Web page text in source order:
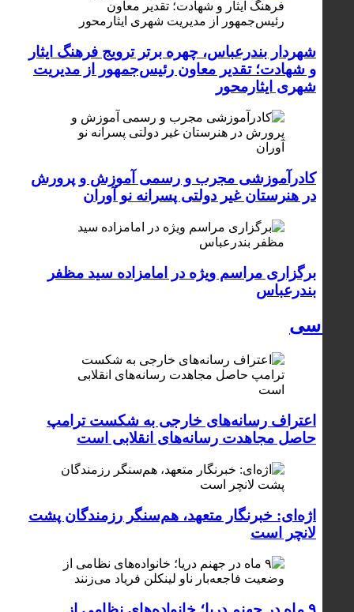
شهردار بندرعباس، چهره برتر ترویج فرهنگ ایثار
و شهادت؛ تقدیر معاون رئیس‌جمهور از مدیریت
شهری ایثارمحور
کادرآموزشی مجرب و رسمی آموزش و پرورش
در هنرستان غیر دولتی پسرانه نو آوران
برگزاری مراسم ویژه در امامزاده سید مظفر
بندرعباس
سیاسی
اعتراف رسانه‌های خارجی به شکست ترامپ
حاصل مجاهدت رسانه‌های انقلابی است
اژه‌ای: خبرنگار متعهد، هم‌سنگر رزمندگان پشت
لانچر است